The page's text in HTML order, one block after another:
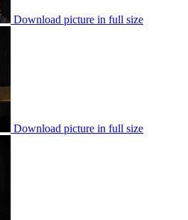
Download picture in full size
Download picture in full size